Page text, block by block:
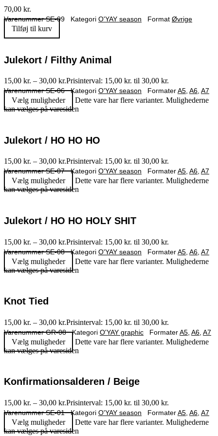
70,00 kr.
VarenummerSE-09 Kategori O'YAY season Format Øvrige
Tilføj til kurv
Julekort / Filthy Animal
15,00 kr. – 30,00 kr.Prisinterval: 15,00 kr. til 30,00 kr.
VarenummerSE-06 Kategori O'YAY season FormaterA5, A6, A7
Vælg muligheder
Dette vare har flere varianter. Mulighederne
kan vælges på varesiden
Julekort / HO HO HO
15,00 kr. – 30,00 kr.Prisinterval: 15,00 kr. til 30,00 kr.
VarenummerSE-07 Kategori O'YAY season FormaterA5, A6, A7
Vælg muligheder
Dette vare har flere varianter. Mulighederne
kan vælges på varesiden
Julekort / HO HO HOLY SHIT
15,00 kr. – 30,00 kr.Prisinterval: 15,00 kr. til 30,00 kr.
VarenummerSE-08 Kategori O'YAY season FormaterA5 A6 A7
Vælg muligheder
Dette vare har flere varianter. Mulighederne
kan vælges på varesiden
Knot Tied
15,00 kr. – 30,00 kr.Prisinterval: 15,00 kr. til 30,00 kr.
VarenummerGR-08 Kategori O'YAY graphic FormaterA5 A6 A7
Vælg muligheder
Dette vare har flere varianter. Mulighederne
kan vælges på varesiden
Konfirmationsalderen / Beige
15,00 kr. – 30,00 kr.Prisinterval: 15,00 kr. til 30,00 kr.
VarenummerSE-01 Kategori O'YAY season FormaterA5 A6 A7
Vælg muligheder
Dette vare har flere varianter. Mulighederne
kan vælges på varesiden